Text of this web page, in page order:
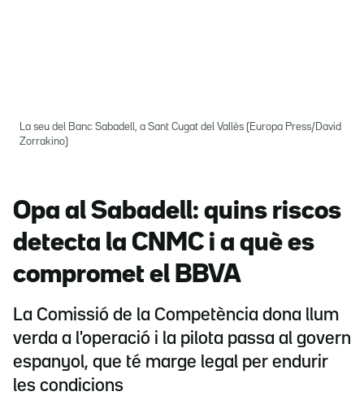
La seu del Banc Sabadell, a Sant Cugat del Vallès (Europa Press/David
Zorrakino)
Opa al Sabadell: quins riscos
detecta la CNMC i a què es
compromet el BBVA
La Comissió de la Competència dona llum
verda a l'operació i la pilota passa al govern
espanyol, que té marge legal per endurir
les condicions